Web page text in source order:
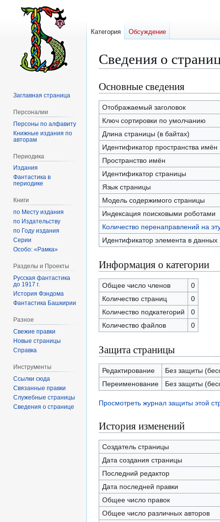
Сведения о
Перейти
к
навигации
Перейти
к
поиску
Основные сведения
Отображаемый заголовок
Ключ сортировки по умолчанию
Длина страницы (в байтах)
Идентификатор пространства имён
Пространство имён
Идентификатор страницы
Язык страницы
Модель содержимого страницы
Индексация поисковыми роботами
Количество перенаправлений на
Идентификатор элемента в данных
Информация о категории
Общее число членов
0
Количество страниц
0
Количество подкатегорий
0
Количество файлов
0
Защита страницы
Редактирование
Без защиты
Переименование
Без защиты
Просмотреть журнал защиты этой
История изменений
Создатель страницы
Дата создания страницы
Последний редактор
Дата последней правки
Общее число правок
Общее число различных авторов
Категория Обсуждение
Заглавная страница
Персоналии
Персоны по алфавиту
Книжные издания по
авторам
Периодика
Издания
Фантастика в
периодике
Книги
по Месту издания
по Издательству
по Году издания
Серии
Особо: «Рамка»
Разделы и Проекты
Русская фантастика
до 1917 г.
История Фэндома
Фантастика Башкирии
Разное
Свежие правки
Новые страницы
Справка
Инструменты
Ссылки сюда
Связанные правки
Служебные страницы
Сведения о странице